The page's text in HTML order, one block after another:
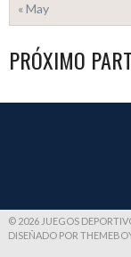
« May
PRÓXIMO
© 2026 JUEGOS
DISEÑADO POR